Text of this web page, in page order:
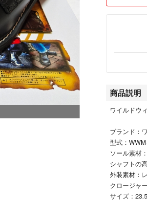
商品説明
ワイルドウ
ブランド：
型式：
ソール素材
シャフトの
外装素材：
クロージャ
サイズ：